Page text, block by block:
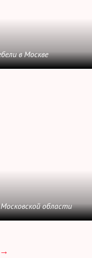
в Москве
области